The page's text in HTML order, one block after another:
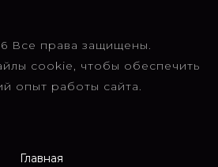
Все права защищены.
cookie, чтобы обеспечить
опыт работы сайта.
Главная